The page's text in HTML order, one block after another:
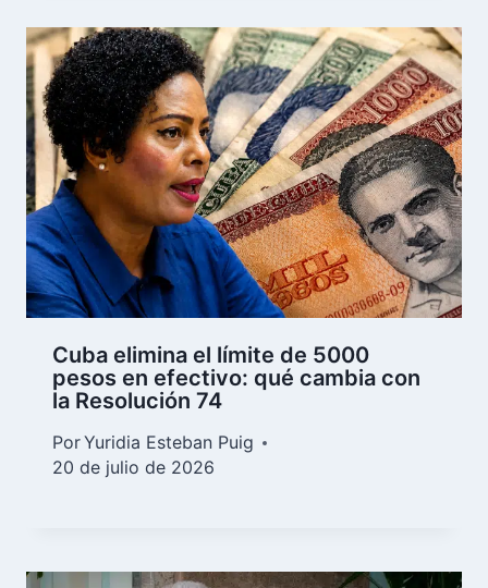
Cuba elimina el límite de 5000
pesos en efectivo: qué cambia con
la Resolución 74
PorYuridia Esteban Puig
20 de julio de 2026